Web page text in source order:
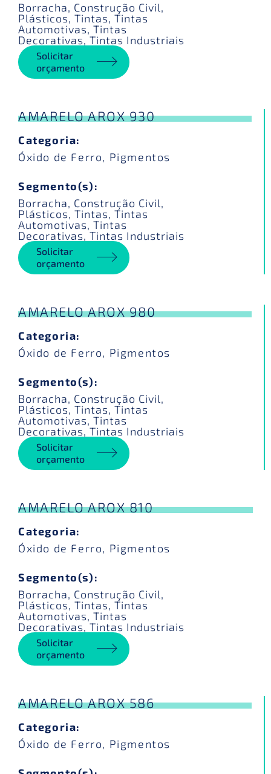
Borracha, Construção Civil,
Plásticos, Tintas, Tintas
Automotivas, Tintas
Decorativas, Tintas Industriais
Solicitar
orçamento
AMARELO AROX 930
Categoria:
Óxido de Ferro, Pigmentos
Segmento(s):
Borracha, Construção Civil,
Plásticos, Tintas, Tintas
Automotivas, Tintas
Decorativas, Tintas Industriais
Solicitar
orçamento
AMARELO AROX 980
Categoria:
Óxido de Ferro, Pigmentos
Segmento(s):
Borracha, Construção Civil,
Plásticos, Tintas, Tintas
Automotivas, Tintas
Decorativas, Tintas Industriais
Solicitar
orçamento
AMARELO AROX 810
Categoria:
Óxido de Ferro, Pigmentos
Segmento(s):
Borracha, Construção Civil,
Plásticos, Tintas, Tintas
Automotivas, Tintas
Decorativas, Tintas Industriais
Solicitar
orçamento
AMARELO AROX 586
Categoria:
Óxido de Ferro, Pigmentos